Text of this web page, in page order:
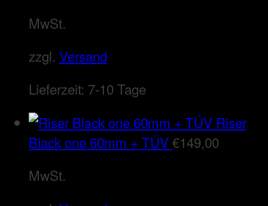
MwSt.
zzgl. Versand
Lieferzeit: 7-10 Tage
Riser
Black one 60mm + TÜV€149,00
MwSt.